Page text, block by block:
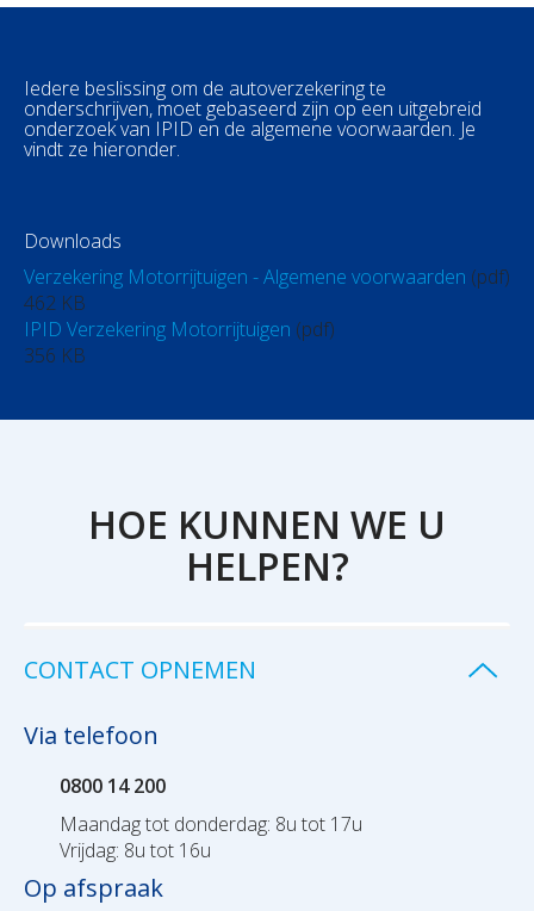
Iedere beslissing om de autoverzekering te
onderschrijven, moet gebaseerd zijn op een uitgebreid
onderzoek van IPID en de algemene voorwaarden. Je
vindt ze hieronder.
Downloads
Verzekering Motorrijtuigen - Algemene voorwaarden (pdf)
462 KB
IPID Verzekering Motorrijtuigen (pdf)
356 KB
HOE KUNNEN WE U
HELPEN?
CONTACT OPNEMEN
Via telefoon
0800 14 200
Maandag tot donderdag: 8u tot 17u
Vrijdag: 8u tot 16u
Op afspraak